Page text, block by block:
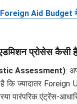
Aid Budget में
प्रोसेस कैसी
Assessment):
कि ज्यादातर
पारंपरिक एंट्रेंस-